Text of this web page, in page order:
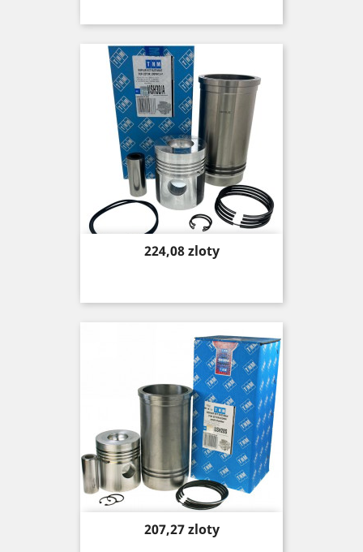
Price
224,08 zloty
Price
207,27 zloty